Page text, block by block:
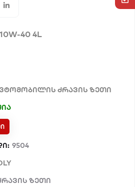
40 4L
ძრავის ზეთი
9504
ზეთი